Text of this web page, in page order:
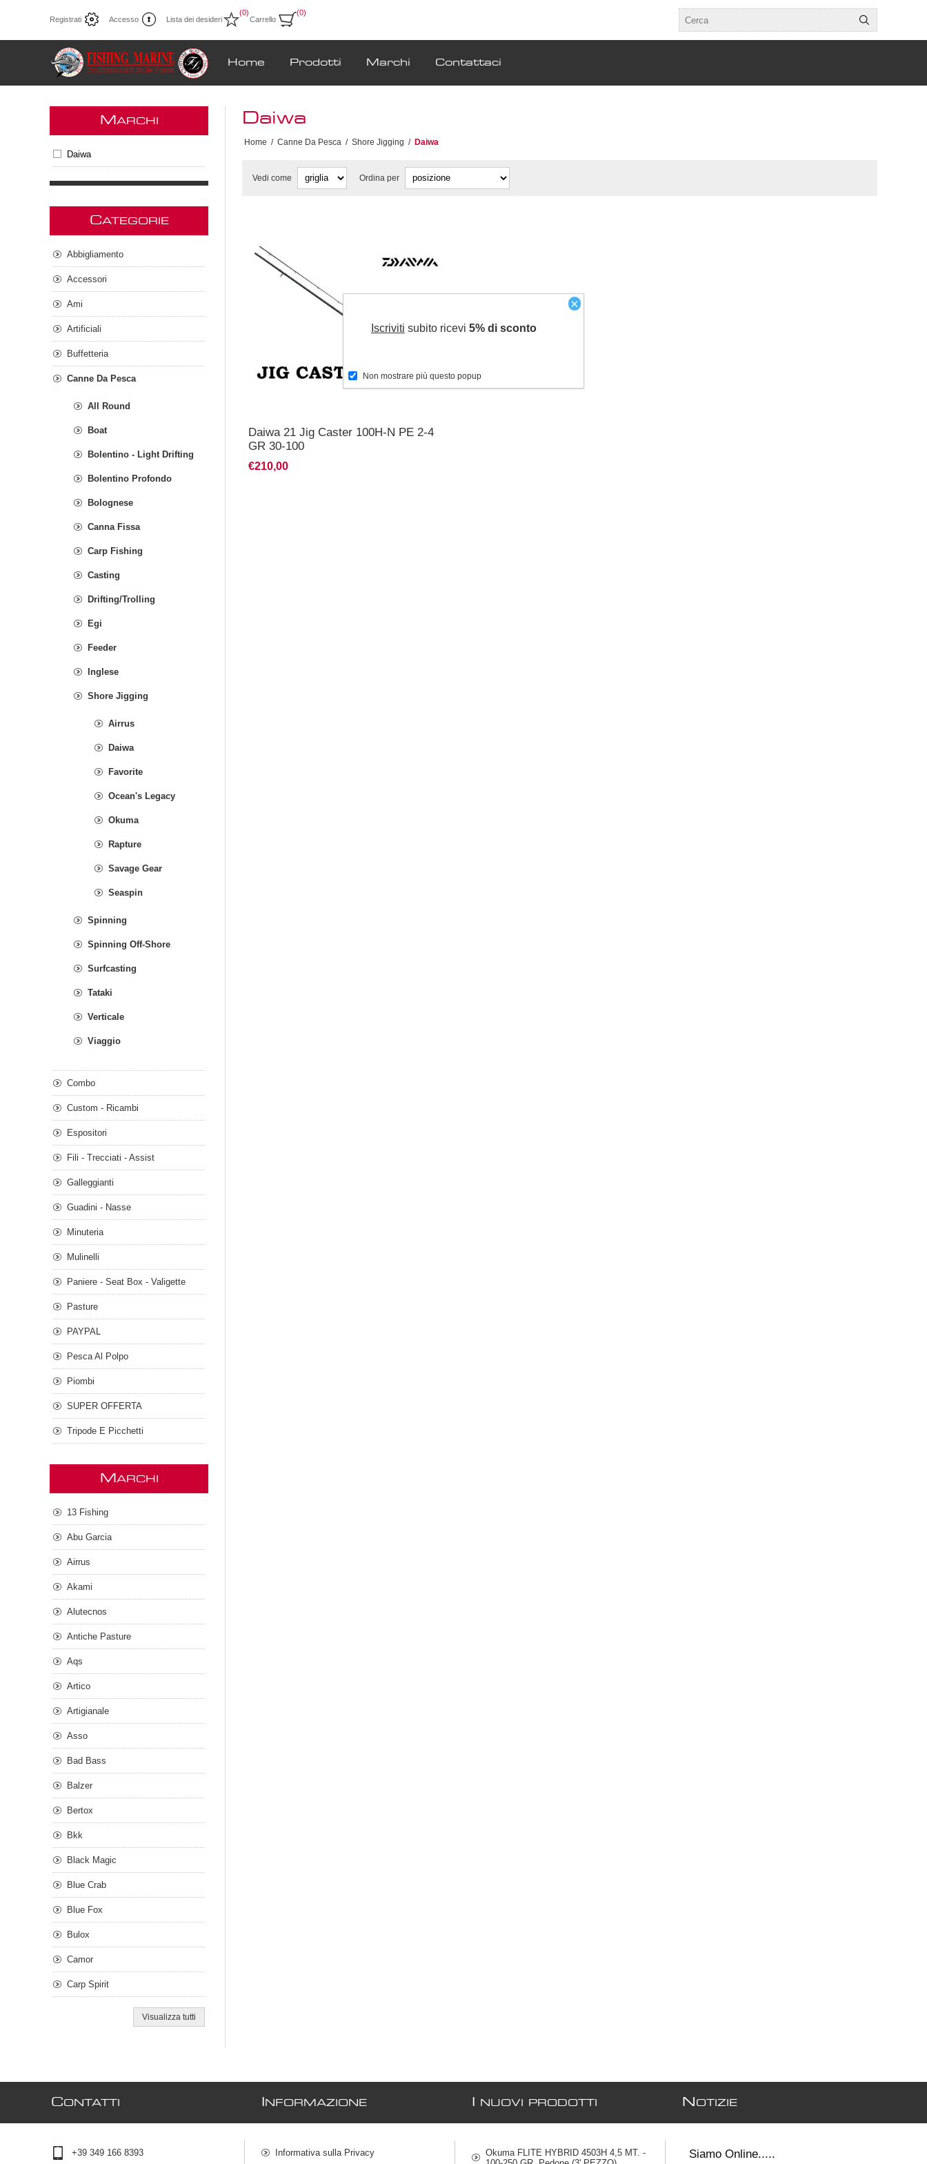
Registrati Accesso Lista dei desideri
(0)
Carrello
(0)
Home Prodotti Marchi Contattaci
Daiwa
Home / Canne Da Pesca / Shore Jigging / Daiwa
Vedi come Ordina per
Daiwa 21 Jig Caster 100H-N PE 2-4
GR 30-100
€210,00
M ARCHI
Daiwa
CATEGORIE
Abbigliamento
Accessori
Ami
Artificiali
Buffetteria
Canne Da Pesca
All Round
Boat
Bolentino - Light Drifting
Bolentino Profondo
Bolognese
Canna Fissa
Carp Fishing
Casting
Drifting/Trolling
Egi
Feeder
Inglese
Shore Jigging
Airrus
Daiwa
Favorite
Ocean's Legacy
Okuma
Rapture
Savage Gear
Seaspin
Spinning
Spinning Off-Shore
Surfcasting
Tataki
Verticale
Viaggio
Combo
Custom - Ricambi
Espositori
Fili - Trecciati - Assist
Galleggianti
Guadini - Nasse
Minuteria
Mulinelli
Paniere - Seat Box - Valigette
Pasture
PAYPAL
Pesca Al Polpo
Piombi
SUPER OFFERTA
Tripode E Picchetti
M ARCHI
13 Fishing
Abu Garcia
Airrus
Akami
Alutecnos
Antiche Pasture
Aqs
Artico
Artigianale
Asso
Bad Bass
Balzer
Bertox
Bkk
Black Magic
Blue Crab
Blue Fox
Bulox
Camor
Carp Spirit
Visualizza tutti
CONTATTI
+39 349 166 8393
NFORMAZIONE
Informativa sulla Privacy
NUOVI PRODOTTI
Okuma FLITE HYBRID 4503H 4,5 MT. -
N OTIZIE
Siamo Online.....
×
Iscriviti subito ricevi 5% di sconto
Non mostrare più questo popup